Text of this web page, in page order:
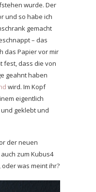
wurde. Der
und so habe ich
gemacht
– das
das Papier vor mir
fest, dass die von
geahnt haben
wird. Im Kopf
eigentlich
geklebt und
der neuen
zum Kubus4
, oder was meint ihr?